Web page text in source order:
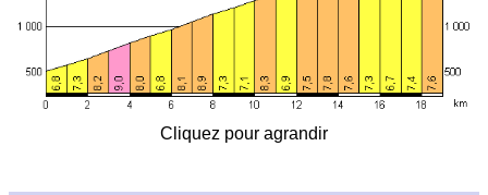
Cliquez pour agrandir